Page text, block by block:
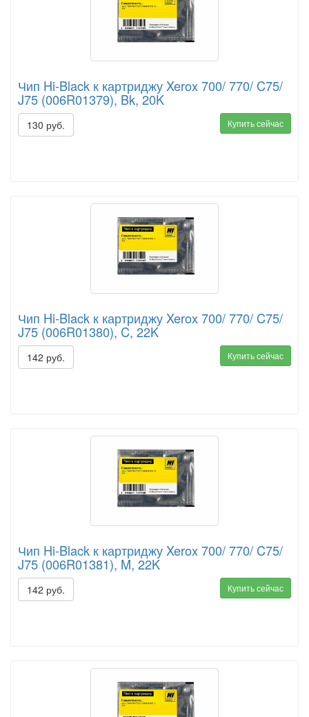
Чип Hi-Black к картриджу Xerox 700/ 770/ C75/
J75 (006R01379), Bk, 20K
130 руб. Купить сейчас
Чип Hi-Black к картриджу Xerox 700/ 770/ C75/
J75 (006R01380), C, 22K
142 руб. Купить сейчас
Чип Hi-Black к картриджу Xerox 700/ 770/ C75/
J75 (006R01381), M, 22K
142 руб. Купить сейчас